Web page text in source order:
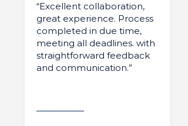
“Excellent collaboration,
great experience. Process
completed in due time,
meeting all deadlines. with
straightforward feedback
and communication.”